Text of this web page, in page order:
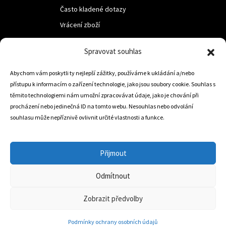
Spravovat souhlas
Abychom vám poskytli ty nejlepší zážitky, používáme k ukládání a/nebo
přístupu k informacím o zařízení technologie, jako jsou soubory cookie. Souhlas s
těmito technologiemi nám umožní zpracovávat údaje, jako je chování při
procházení nebo jedinečná ID na tomto webu. Nesouhlas nebo odvolání
souhlasu může nepříznivě ovlivnit určité vlastnosti a funkce.
Přijmout
Odmítnout
Zobrazit předvolby
Podmínky ochrany osobních údajů
Často kladené dotazy
Vrácení zboží
LUF s.r.o.
Nám. M.R.Štefanika 518,
Trstená 02801
info@dojezdovakola.com